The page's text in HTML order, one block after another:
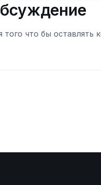
того что бы оставлять